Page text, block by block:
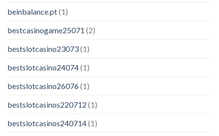
beinbalance.pt(1)
bestcasinogame25071 (2)
bestslotcasino23073(1)
bestslotcasino24074(1)
bestslotcasino26076(1)
bestslotcasinos220712 (1)
bestslotcasinos240714(1)